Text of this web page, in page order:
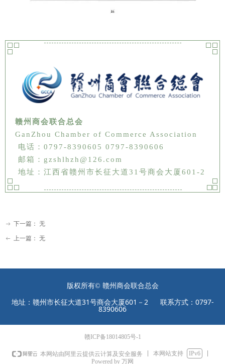
赣州商会联合总会
GanZhou Chamber of Commerce Association
电话：0797-8390605 0797-8390606
邮箱：gzshlhzh@126.com
地址：江西省赣州市长征大道31号商会大厦601-2
ꂃ 上一篇： 无
ꁹ 下一篇： 无
地址：赣州市长征大道31号商会大厦601－2 联系方式：0797-
8390606
版权所有© 赣州商会联合总会
赣ICP备18014805号-1
本网站由阿里云提供云计算及安全服务 本网站支持
IPv6
Powered by 万网